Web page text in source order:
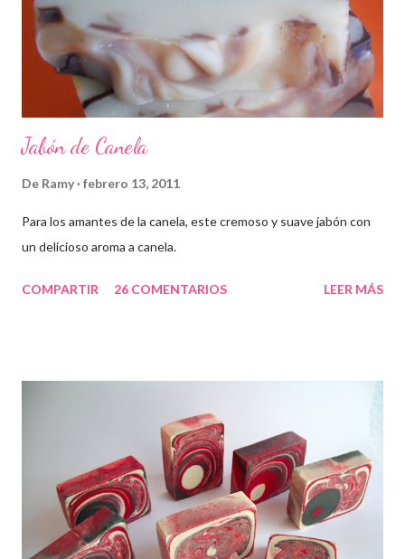
Jabón de Canela
De Ramy febrero 13, 2011
Para los amantes de la canela, este cremoso y suave jabón con
un delicioso aroma a canela.
COMPARTIR 26 COMENTARIOS LEER MÁS